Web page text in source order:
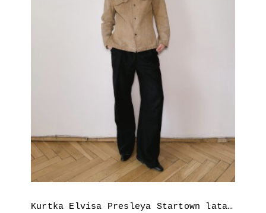
Kurtka Elvisa Presleya Startown lata 60.